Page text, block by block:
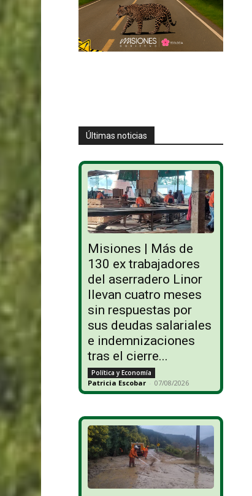
Últimas noticias
Misiones | Más de
130 ex trabajadores
del aserradero Linor
llevan cuatro meses
sin respuestas por
sus deudas salariales
e indemnizaciones
tras el cierre...
Política y Economía
Patricia Escobar - 07/08/2026